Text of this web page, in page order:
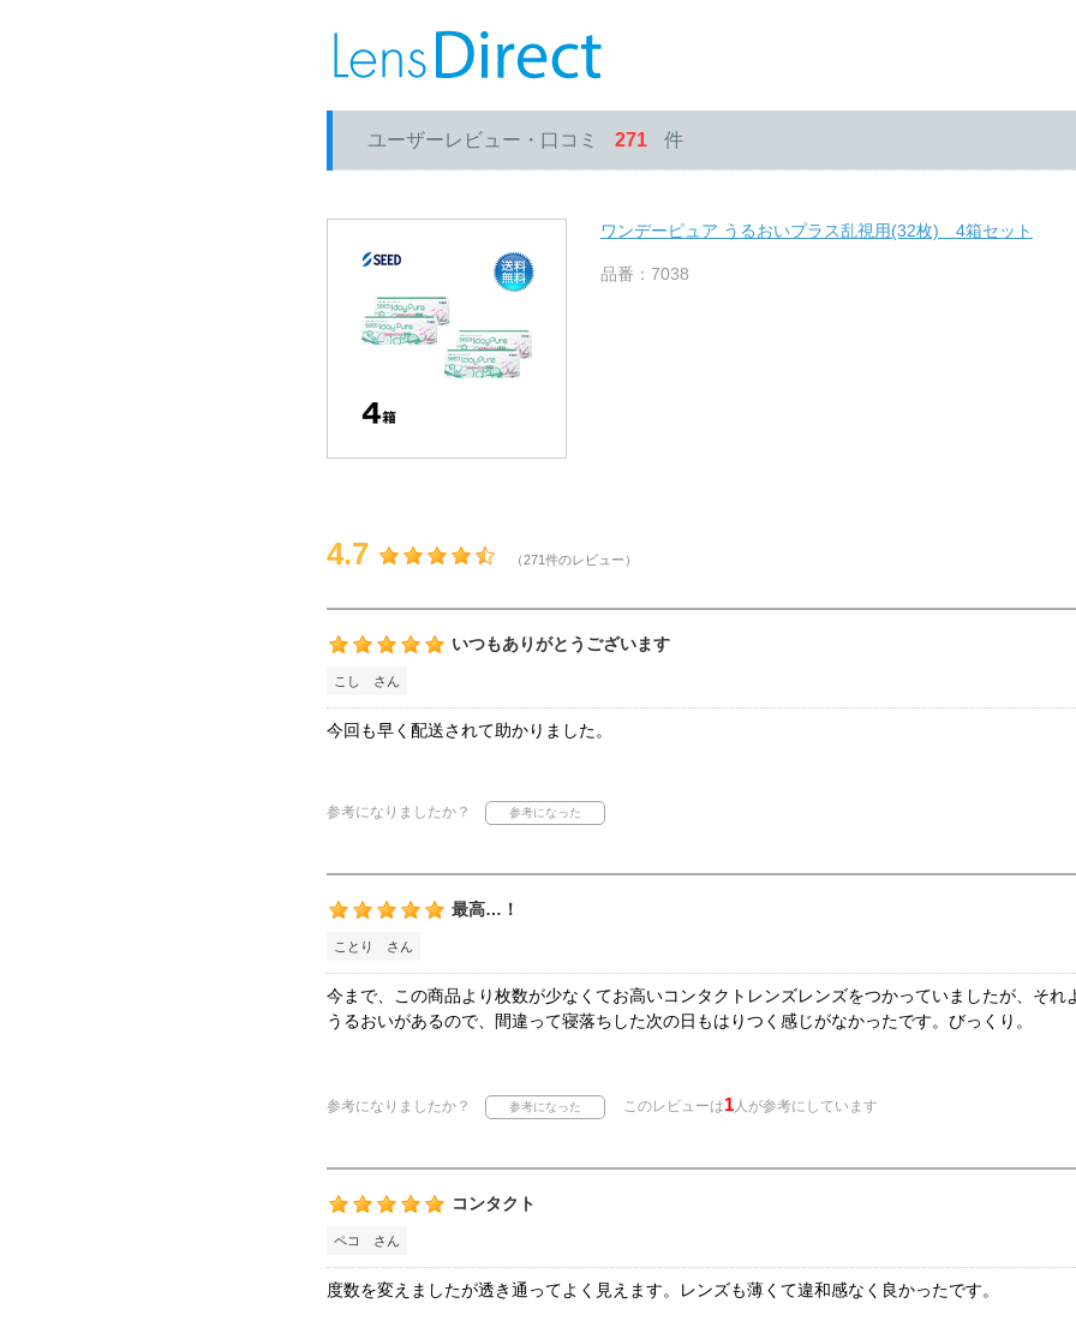
ユーザーレビュー・口コミ 271 件
ワンデーピュア うるおいプラス乱視用(32枚) 4箱セット
品番：7038
4.7 （271件のレビュー）
いつもありがとうございます
こし さん
今回も早く配送されて助かりました。
参考になりましたか？
最高…！
ことり さん
今まで、この商品より枚数が少なくてお高いコンタクトレンズレンズをつかっていましたが、それ
うるおいがあるので、間違って寝落ちした次の日もはりつく感じがなかったです。びっくり。
参考になりましたか？ このレビューは1人が参考にしています
コンタクト
ペコ さん
度数を変えましたが透き通ってよく見えます。レンズも薄くて違和感なく良かったです。